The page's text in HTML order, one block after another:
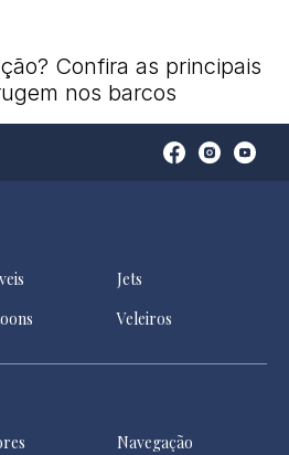
Confira as principais
nos barcos
Jets
Veleiros
Navegação
OpenOpenOpen